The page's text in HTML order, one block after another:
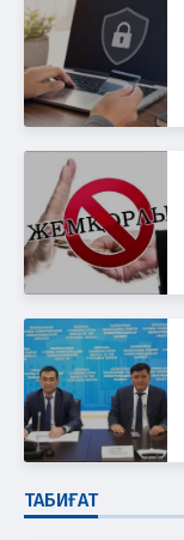
ТАБИҒАТ